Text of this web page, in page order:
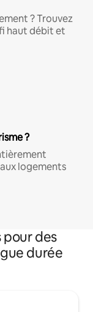
? Trouvez
haut débit et
?
logements
des
durée